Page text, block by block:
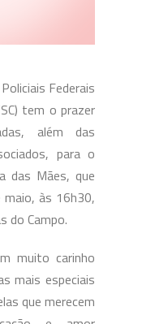
Federais
tem o prazer
além das
para o
das Mães, que
maio, às 16h30,
do Campo.
muito carinho
mais especiais
que merecem